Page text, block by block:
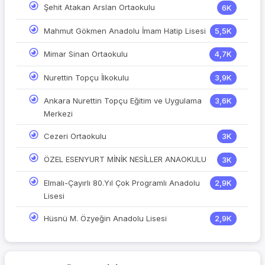
Şehit Atakan Arslan Ortaokulu 6K
Mahmut Gökmen Anadolu İmam Hatip Lisesi 5,5K
Mimar Sinan Ortaokulu 4,7K
Nurettin Topçu İlkokulu 3,9K
Ankara Nurettin Topçu Eğitim ve Uygulama
Merkezi
3,6K
Cezeri Ortaokulu 3K
ÖZEL ESENYURT MİNİK NESİLLER ANAOKULU 3K
Elmalı-Çayırlı 80.Yıl Çok Programlı Anadolu
Lisesi
2,9K
Hüsnü M. Özyeğin Anadolu Lisesi 2,9K